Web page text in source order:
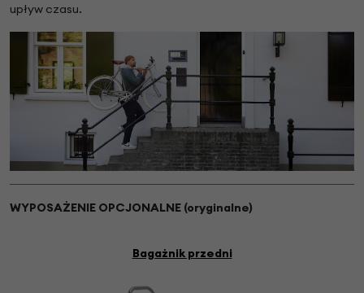
upływ czasu.
WYPOSAŻENIE OPCJONALNE (oryginalne)
Bagażnik przedni